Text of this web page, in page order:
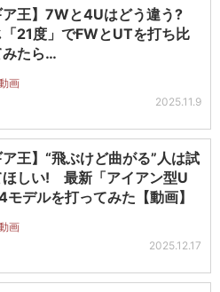
ア王】7Wと4Uはどう違う?
「21度」でFWとUTを打ち比
みたら…
画
2025.11.9
ア王】“飛ぶけど曲がる”人は試
ほしい! 最新「アイアン型U
モデルを打ってみた【動画】
画
2025.12.17